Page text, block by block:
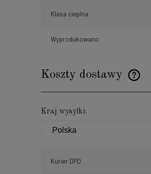
Klasa cieplna
Wyprodukowano
Koszty dostawy
Kraj wysyłki:
Kurier DPD